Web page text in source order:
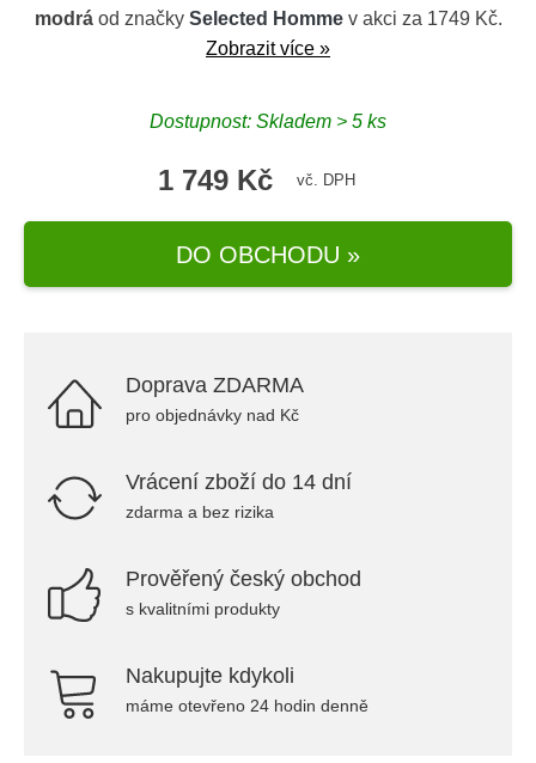
modráod značky Selected Hommev akci za 1749 Kč.
Zobrazit více »
Dostupnost: Skladem > 5 ks
1 749 Kč vč. DPH
DO OBCHODU »
Doprava ZDARMA
pro objednávky nad Kč
Vrácení zboží do 14 dní
zdarma a bez rizika
Prověřený český obchod
s kvalitními produkty
Nakupujte kdykoli
máme otevřeno 24 hodin denně